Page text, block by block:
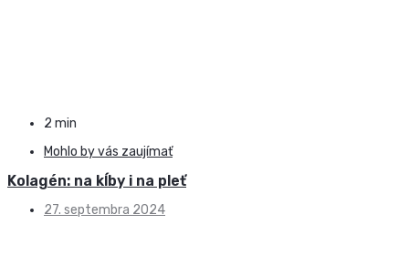
2 min
Mohlo by vás zaujímať
Kolagén: na kĺby i na pleť
27. septembra 2024